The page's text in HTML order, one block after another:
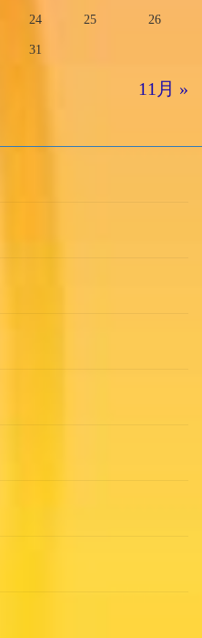
24 25 26
31
11月 »